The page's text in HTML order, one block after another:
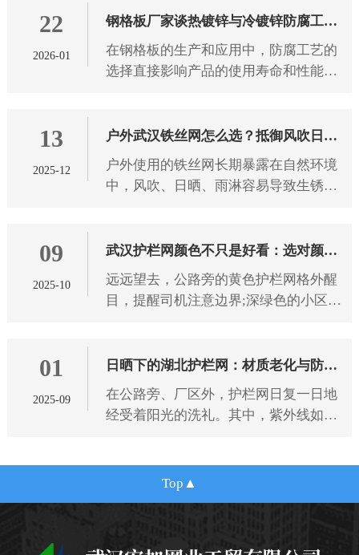
繁多的护栏网产品，如何选择适
22
2026-01
钢格板厂家谈热镀锌与冷镀锌防腐工艺
的选择
在钢格板的生产和应用中，防腐工艺的
选择直接影响产品的使用寿命和性能表
理、防腐效果以及适用场景上
13
2025-12
户外武汉铁丝网怎么选？抵御风吹日晒
雨淋有技巧
户外使用的铁丝网长期暴露在自然环境
中，风吹、日晒、雨淋容易导致生锈、
网，需从 武汉铁丝网 材质、工艺
09
2025-10
武汉护栏网颜色不只是好看：选对颜色
防护更靠谱
远远望去，公路旁的黄色护栏网格外醒
目，提醒司机注意边界;深绿色的小区护
从来都不只是为了美观，不同
01
2025-09
日晒下的湖北护栏网：材质老化与防护
之道
在公路旁、厂区外，护栏网日复一日地
经受着阳光的洗礼。其中，紫外线如同
材质会发生一系列变化，
Top